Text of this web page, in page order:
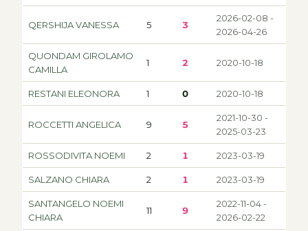
QERSHIJA VANESSA 5 3
2026-02-08 -
2026-04-26
QUONDAM GIROLAMO
CAMILLA
1 2 2020-10-18
RESTANI ELEONORA 1 0 2020-10-18
ROCCETTI ANGELICA 9 5
2021-10-30 -
2025-03-23
ROSSODIVITA NOEMI 2 1 2023-03-19
SALZANO CHIARA 2 1 2023-03-19
SANTANGELO NOEMI
CHIARA
11 9
2022-11-04 -
2026-02-22